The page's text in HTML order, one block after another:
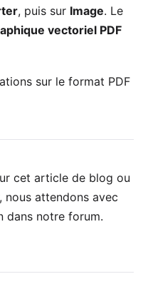
, puis sur Image. Le
vectoriel PDF
sur le format PDF
cet article de blog ou
nous attendons avec
dans notre forum.